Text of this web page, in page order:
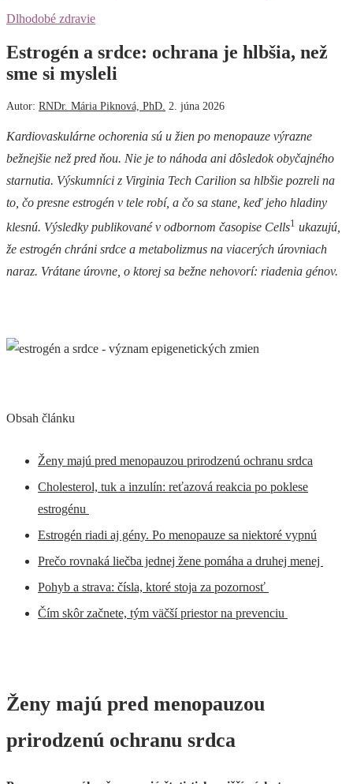
Dlhodobé zdravie
Estrogén a srdce: ochrana je hlbšia, než
sme si mysleli
Autor: RNDr. Mária Piknová, PhD. 2. júna 2026
Kardiovaskulárne ochorenia sú u žien po menopauze výrazne
bežnejšie než pred ňou. Nie je to náhoda ani dôsledok obyčajného
starnutia. Výskumníci z Virginia Tech Carilion sa hlbšie pozreli na
to, čo presne estrogén v tele robí, a čo sa stane, keď jeho hladiny
klesnú. Výsledky publikované v odbornom časopise Cells1 ukazujú,
že estrogén chráni srdce a metabolizmus na viacerých úrovniach
naraz. Vrátane úrovne, o ktorej sa bežne nehovorí: riadenia génov.
Obsah článku
Ženy majú pred menopauzou prirodzenú ochranu srdca
Cholesterol, tuk a inzulín: reťazová reakcia po poklese
estrogénu
Estrogén riadi aj gény. Po menopauze sa niektoré vypnú
Prečo rovnaká liečba jednej žene pomáha a druhej menej
Pohyb a strava: čísla, ktoré stoja za pozornosť
Čím skôr začnete, tým väčší priestor na prevenciu
Ženy majú pred menopauzou
prirodzenú ochranu srdca